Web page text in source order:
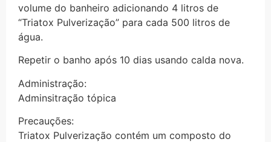
volume do banheiro adicionando 4 litros de
“Triatox Pulverização” para cada 500 litros de
água.
Repetir o banho após 10 dias usando calda nova.
Administração:
Adminsitração tópica
Precauções:
Triatox Pulverização contém um composto do